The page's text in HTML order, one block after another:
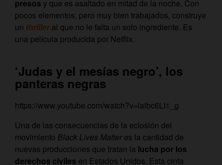
presos y que es asaltado en mitad de la noche. Con
pocos elementos, pero muy bien trabajados, construye
un thrilleral que no le falta un solo ingrediente. Es
una película producida por Netflix.
‘Judas y el mesías negro’, los
panteras negras
https://www.youtube.com/watch?v=iaibc6LI1_g
Una de las consecuencias de la eclosión del
movimiento Black Lives Matteres la cantidad de
nuevas producciones que tratan la lucha por los
derechos civiles en Estados Unidos. Esta cinta